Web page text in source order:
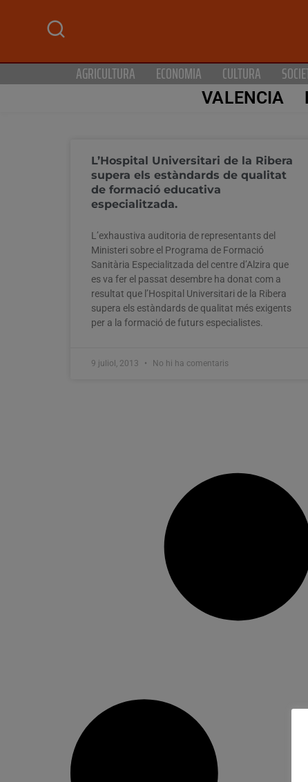
AGRICULTURA ECONOMIA CULTURA
VALENCIA
L’Hospital Universitari de la Ribera
supera els estàndards de qualitat
de formació educativa
especialitzada.
L’exhaustiva auditoria de representants del
Ministeri sobre el Programa de Formació
Sanitària Especialitzada del centre d’Alzira que
es va fer el passat desembre ha donat com a
resultat que l’Hospital Universitari de la Ribera
supera els estàndards de qualitat més exigents
per a la formació de futurs especialistes.
9 juliol, 2013 No hi ha comentaris